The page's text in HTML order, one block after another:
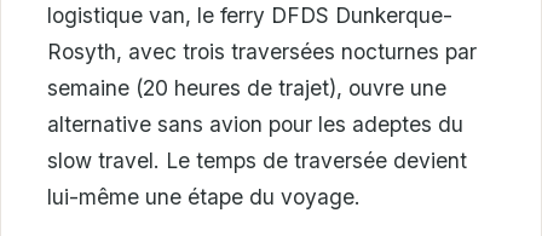
logistique van, le ferry DFDS Dunkerque-
Rosyth, avec trois traversées nocturnes par
semaine (20 heures de trajet), ouvre une
alternative sans avion pour les adeptes du
slow travel. Le temps de traversée devient
lui-même une étape du voyage.